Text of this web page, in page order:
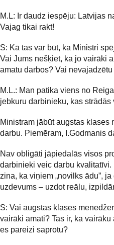
M.L: Ir daudz iespēju: Latvijas
Vajag tikai rakt!
S: Kā tas var būt, ka Ministri
Vai Jums nešķiet, ka jo vairāki
amatu darbos? Vai
M.L.: Man patika viens no
jebkuru darbinieku, kas strādās
Ministram jābūt augstas klases
darbu. Piemēram, I.Godmanis
Nav obligāti jāpiedalās visos
darbinieki veic darbu
zina, ka viņiem „novilks ādu”,
uzdevums – uzdot reālu,
S: Vai augstas klases
vairāki amati? Tas ir, ka
es pareizi saprotu?